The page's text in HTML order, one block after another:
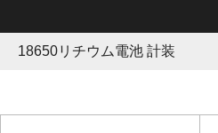
18650リチウム電池 計装